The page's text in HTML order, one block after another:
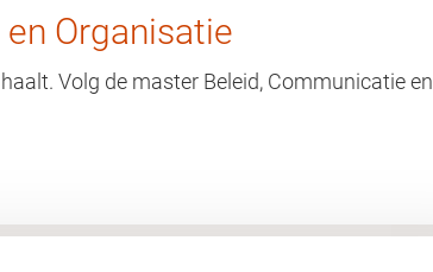
Organisatie
Volg de master Beleid, Communicatie en